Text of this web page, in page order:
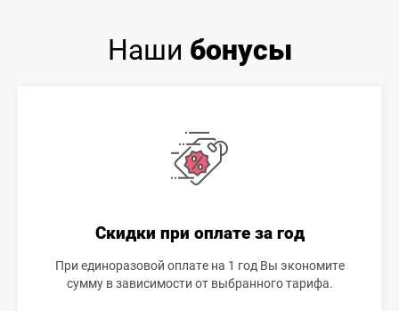
Наши бонусы
Скидки при оплате за год
При единоразовой оплате на 1 год Вы экономите
сумму в зависимости от выбранного тарифа.